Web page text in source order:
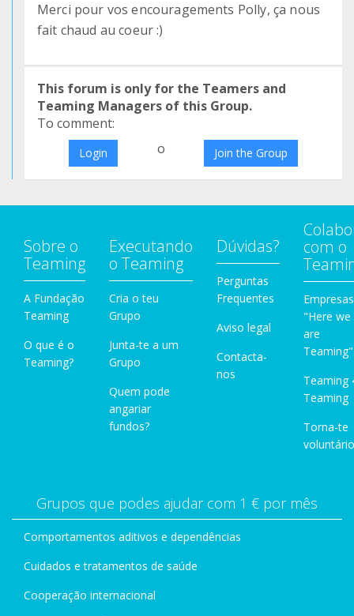
Merci pour vos encouragements Polly, ça nous
fait chaud au coeur :)
This forum is only for the Teamers and
Teaming Managers of this Group.
To comment:
Login o Join the Group
Sobre o
Teaming
A Fundação
Teaming
O que é o
Teaming?
Executando
o Teaming
Cria o teu
Grupo
Junta-te a um
Grupo
Quem pode
angariar
fundos?
Dúvidas?
Perguntas
Frequentes
Aviso legal
Contacta-
nos
com o
Empresas
"Here we
are
Teaming"
Teaming
Teaming
Torna-te
Grupos que podes ajudar com 1 € por mês
Comportamentos aditivos e dependências
Cuidados e tratamentos de saúde
Cooperação internacional